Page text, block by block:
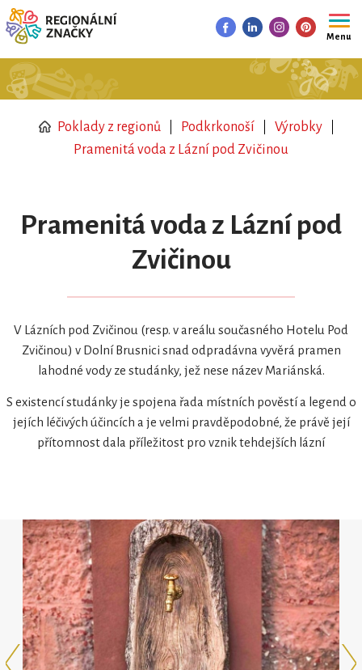
Menu
Poklady z regionů Podkrkonoší
Výrobky
Pramenitá voda z Lázní pod Zvičinou
Pramenitá voda z Lázní pod
Zvičinou
V Lázních pod Zvičinou (resp. v areálu současného Hotelu Pod
Zvičinou) v Dolní Brusnici snad odpradávna vyvěrá pramen
lahodné vody ze studánky, jež nese název Mariánská.
S existencí studánky je spojena řada místních pověstí a legend o
jejích léčivých účincích a je velmi pravděpodobné, že právě její
přítomnost dala příležitost pro vznik tehdejších lázní